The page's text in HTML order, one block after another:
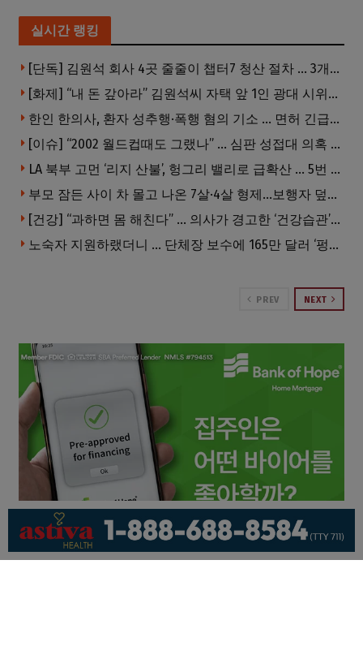
실시간 랭킹
[단독] 김원석 회사 4곳 줄줄이 챕터7 청산 절차 … 3개 법인 같은 날 동시 파산 신청
[화제] “내 돈 갚아라” 김원석씨 자택 앞 1인 광대 시위 … 한인 투자사, “108만 달러 못받아”
한인 한의사, 환자 성추행·폭행 혐의 기소 … 면허 긴급정지
[이슈] “2002 월드컵때도 그랬나” … 심판 성접대 의혹 해외로 일파만파, 4강 신화까지 불똥
LA 북부 고먼 ‘리지 산불’, 헝그리 밸리로 급확산 … 5번 Fwy 양방향 전면 폐쇄
부모 잠든 사이 차 몰고 나온 7살·4살 형제…보행자 덮쳐 중태
[건강] “과하면 몸 해친다” … 의사가 경고한 ‘건강습관’ 5가지
노숙자 지원하랬더니 … 단체장 보수에 165만 달러 ‘펑펑’
PREV NEXT